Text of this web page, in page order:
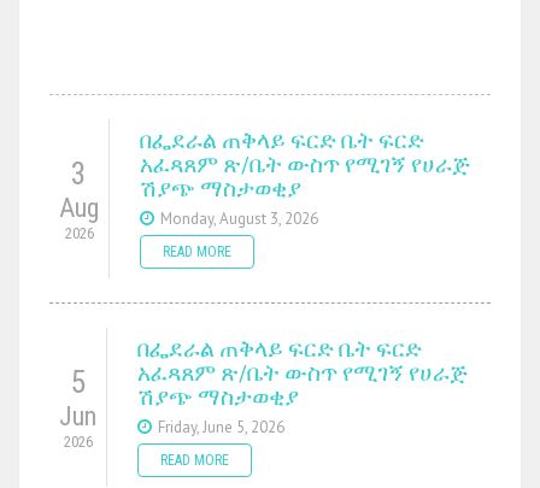
3
Aug
2026
በፌደራል ጠቅላይ ፍርድ ቤት ፍርድ
አፈጻጸም ጽ/ቤት ውስጥ የሚገኝ የሀራጅ
ሽያጭ ማስታወቂያ
Monday, August 3, 2026
READ MORE
5
Jun
2026
በፌደራል ጠቅላይ ፍርድ ቤት ፍርድ
አፈጻጸም ጽ/ቤት ውስጥ የሚገኝ የሀራጅ
ሽያጭ ማስታወቂያ
Friday, June 5, 2026
READ MORE